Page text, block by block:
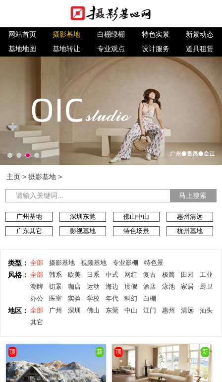
网站首页 摄影基地 白棚绿棚 特色实景
新景动态
基地地图
基地转让 专业观点 设计服务 道具租赁
主页 >摄影基地 >
马上搜索
广州基地 深圳东莞 佛山中山
惠州清远
广东其它
影视基地 特色场景 杭州基地
类型： 全部 摄影基地 视频基地 专业影棚 特色景
风格： 全部 韩系 欧美 日系 中式 网红 复古 极简 田园
工业
潮牌
街景 咖店 运动 海边 度假 酒店 泳池 家居
厨卫
办公
医室 实验 学校 年代 科幻 白棚
地区： 全部 广州 深圳 佛山 东莞 中山 江门 惠州 清远
汕头
其它
新
顶 新
顶